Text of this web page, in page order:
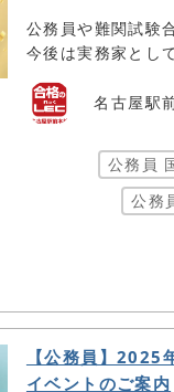
公務員や難関試験
今後は実務家とし
名古屋駅
公務員
公務
【公務員】2025
イベントのご案内